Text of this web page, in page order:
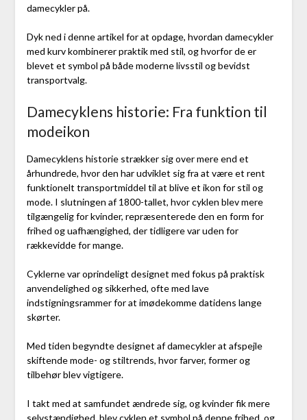
damecykler på.
Dyk ned i denne artikel for at opdage, hvordan damecykler
med kurv kombinerer praktik med stil, og hvorfor de er
blevet et symbol på både moderne livsstil og bevidst
transportvalg.
Damecyklens historie: Fra funktion til
modeikon
Damecyklens historie strækker sig over mere end et
århundrede, hvor den har udviklet sig fra at være et rent
funktionelt transportmiddel til at blive et ikon for stil og
mode. I slutningen af 1800-tallet, hvor cyklen blev mere
tilgængelig for kvinder, repræsenterede den en form for
frihed og uafhængighed, der tidligere var uden for
rækkevidde for mange.
Cyklerne var oprindeligt designet med fokus på praktisk
anvendelighed og sikkerhed, ofte med lave
indstigningsrammer for at imødekomme datidens lange
skørter.
Med tiden begyndte designet af damecykler at afspejle
skiftende mode- og stiltrends, hvor farver, former og
tilbehør blev vigtigere.
I takt med at samfundet ændrede sig, og kvinder fik mere